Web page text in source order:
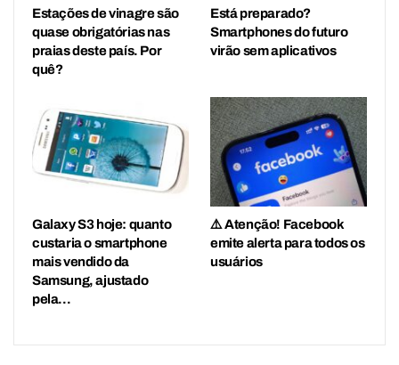
Estações de vinagre são
quase obrigatórias nas
praias deste país. Por
quê?
Está preparado?
Smartphones do futuro
virão sem aplicativos
Galaxy S3 hoje: quanto
custaria o smartphone
mais vendido da
Samsung, ajustado
pela…
⚠️ Atenção! Facebook
emite alerta para todos os
usuários